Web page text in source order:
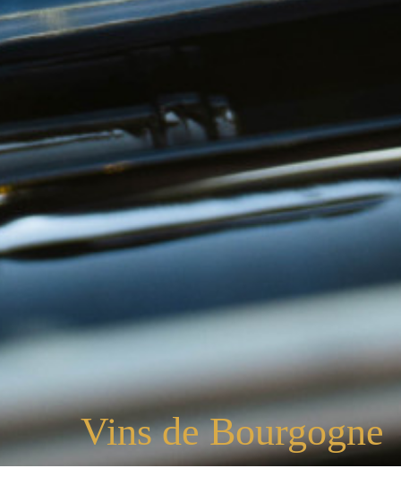
Vins de Bourgogne